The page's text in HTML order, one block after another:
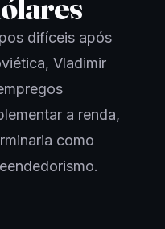
difíceis após
Vladimir
a renda,
como